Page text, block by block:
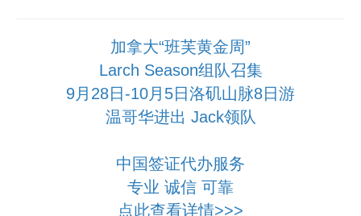
加拿大“班芙黄金周”
Larch Season组队召集
9月28日-10月5日洛矶山脉8日游
温哥华进出 Jack领队
中国签证代办服务
专业 诚信 可靠
点此查看详情>>>